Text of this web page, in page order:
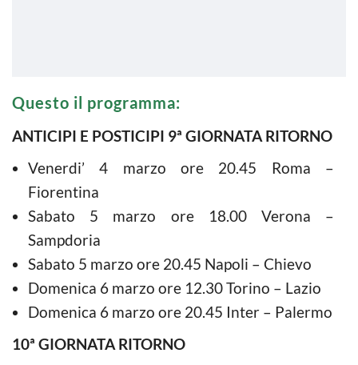
Questo il programma:
ANTICIPI E POSTICIPI 9ª GIORNATA RITORNO
Venerdi’ 4 marzo ore 20.45 Roma –
Fiorentina
Sabato 5 marzo ore 18.00 Verona –
Sampdoria
Sabato 5 marzo ore 20.45 Napoli – Chievo
Domenica 6 marzo ore 12.30 Torino – Lazio
Domenica 6 marzo ore 20.45 Inter – Palermo
10ª GIORNATA RITORNO